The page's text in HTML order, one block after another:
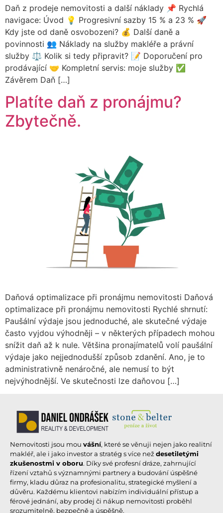
Daň z prodeje nemovitosti a další náklady 📌 Rychlá
navigace: Úvod 💡 Progresivní sazby 15 % a 23 % 🚀
Kdy jste od daně osvobozeni? 💰 Další daně a
povinnosti 👥 Náklady na služby makléře a právní
služby ⚖ Kolik si tedy připravit? 📝 Doporučení pro
prodávající 🤝 Kompletní servis: moje služby ✅
Závěrem Daň […]
Platíte daň z pronájmu?
Zbytečně.
Daňová optimalizace při pronájmu nemovitosti Daňová
optimalizace při pronájmu nemovitosti Rychlé shrnutí:
Paušální výdaje jsou jednoduché, ale skutečné výdaje
často vyjdou výhodněji – v některých případech mohou
snížit daň až k nule. Většina pronajímatelů volí paušální
výdaje jako nejjednodušší způsob zdanění. Ano, je to
administrativně nenáročné, ale nemusí to být
nejvýhodnější. Ve skutečnosti lze daňovou […]
Nemovitosti jsou mou vášní, které se věnuji nejen jako realitní
makléř, ale i jako investor a stratég s více než desetiletými
zkušenostmi v oboru. Díky své profesní dráze, zahrnující
řízení vztahů s významnými partnery a budování úspěšné
firmy, kladu důraz na profesionalitu, strategické myšlení a
důvěru. Každému klientovi nabízím individuální přístup a
férové jednání, aby prodej či nákup nemovitosti proběhl
srozumitelně, bezpečně a úspěšně.